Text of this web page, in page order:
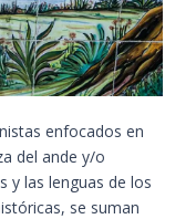
enfocados en
del ande y/o
y las lenguas de los
se suman